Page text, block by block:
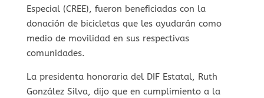
Especial (CREE), fueron beneficiadas con la
donación de bicicletas que les ayudarán como
medio de movilidad en sus respectivas
comunidades.
La presidenta honoraria del DIF Estatal, Ruth
González Silva, dijo que en cumplimiento a la